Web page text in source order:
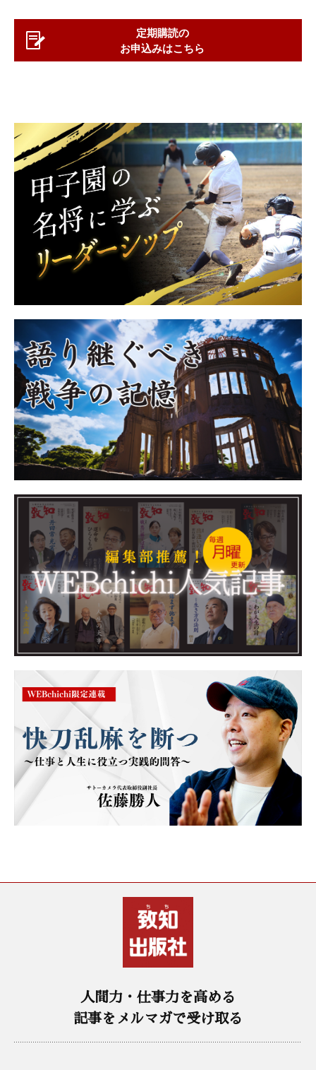
定期購読の
お申込みはこちら
人間力・仕事力を高める
記事をメルマガで受け取る